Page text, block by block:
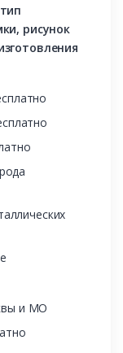
рисунок
и МО